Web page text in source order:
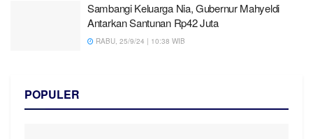
Sambangi Keluarga Nia, Gubernur Mahyeldi
Antarkan Santunan Rp42 Juta
RABU, 25/9/24 | 10:38 WIB
POPULER